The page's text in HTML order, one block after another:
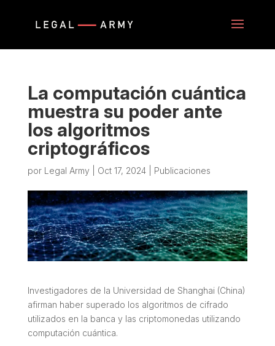
La computación cuántica
muestra su poder ante
los algoritmos
criptográficos
por Legal Army Oct 17, 2024| Publicaciones
Investigadores de la Universidad de Shanghai (China)
afirman haber superado los algoritmos de cifrado
utilizados en la banca y las criptomonedas utilizando
computación cuántica.